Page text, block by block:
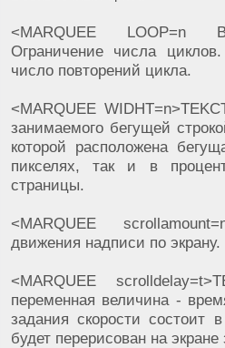
<MARQUEE LOOP=n
Ограничение числа
число повторений цикла.
<MARQUEE
занимаемого бегущей
которой расположена
пикселях, так и в
страницы.
<MARQUEE
движения надписи по
<MARQUEE
переменная величина -
задания скорости состоит
будет перерисован на экране